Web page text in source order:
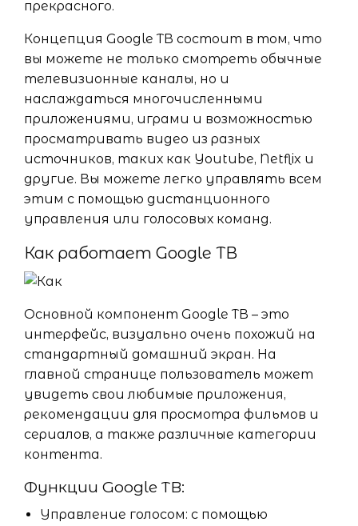
прекрасного.
Концепция Google ТВ состоит в том, что
вы можете не только смотреть обычные
телевизионные каналы, но и
наслаждаться многочисленными
приложениями, играми и возможностью
просматривать видео из разных
источников, таких как Youtube, Netflix и
другие. Вы можете легко управлять всем
этим с помощью дистанционного
управления или голосовых команд.
Как работает Google ТВ
Основной компонент Google ТВ – это
интерфейс, визуально очень похожий на
стандартный домашний экран. На
главной странице пользователь может
увидеть свои любимые приложения,
рекомендации для просмотра фильмов и
сериалов, а также различные категории
контента.
Функции Google ТВ:
Управление голосом: с помощью